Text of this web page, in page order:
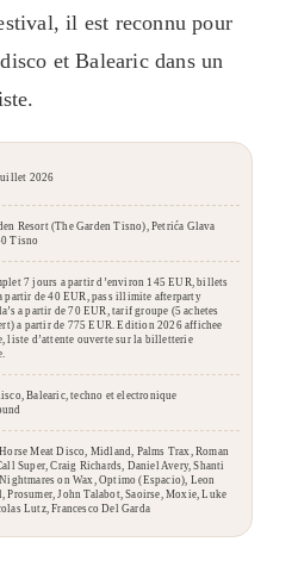
il est reconnu pour
et Balearic dans un
2026
Resort (The Garden Tisno), Petrića Glava
Tisno
7 jours a partir d’environ 145 EUR, billets
partir de 40 EUR, pass illimite afterparty
a partir de 70 EUR, tarif groupe (5 achetes
a partir de 775 EUR. Edition 2026 affichee
liste d’attente ouverte sur la billetterie
Balearic, techno et electronique
Horse Meat Disco, Midland, Palms Trax, Roman
Super, Craig Richards, Daniel Avery, Shanti
on Wax, Optimo (Espacio), Leon
Prosumer, John Talabot, Saoirse, Moxie, Luke
Lutz, Francesco Del Garda